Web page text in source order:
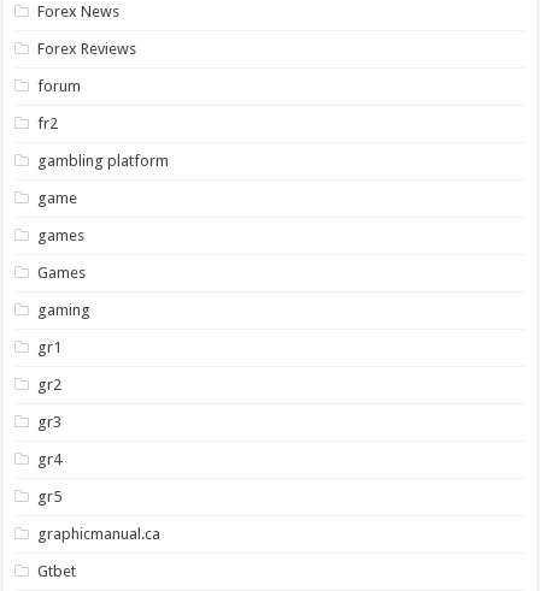
Forex News
Forex Reviews
forum
fr2
gambling platform
game
games
Games
gaming
gr1
gr2
gr3
gr4
gr5
graphicmanual.ca
Gtbet